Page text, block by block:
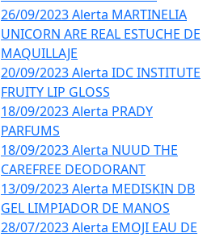
26/09/2023 Alerta MARTINELIA
UNICORN ARE REAL ESTUCHE DE
MAQUILLAJE
20/09/2023 Alerta IDC INSTITUTE
FRUITY LIP GLOSS
18/09/2023 Alerta PRADY
PARFUMS
18/09/2023 Alerta NUUD THE
CAREFREE DEODORANT
13/09/2023 Alerta MEDISKIN DB
GEL LIMPIADOR DE MANOS
28/07/2023 Alerta EMOJI EAU DE